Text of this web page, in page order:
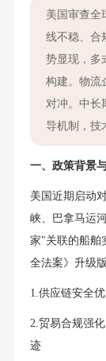
美国审查全
线不稳、合
势显现，多
构建。物流
对冲。中长
导机制，技
一、政策背景
美国近期启动
峡、巴拿马运
家"关联的船舶
全法案》升级
1.供应链安全
2.贸易合规强
迹